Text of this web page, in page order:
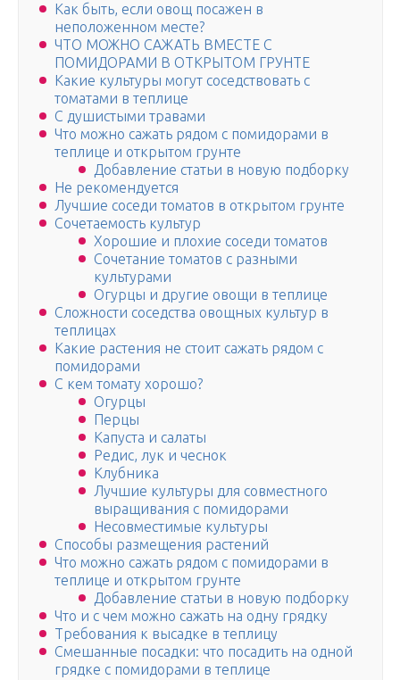
Как быть, если овощ посажен в
неположенном месте?
ЧТО МОЖНО САЖАТЬ ВМЕСТЕ С
ПОМИДОРАМИ В ОТКРЫТОМ ГРУНТЕ
Какие культуры могут соседствовать с
томатами в теплице
С душистыми травами
Что можно сажать рядом с помидорами в
теплице и открытом грунте
Добавление статьи в новую подборку
Не рекомендуется
Лучшие соседи томатов в открытом грунте
Сочетаемость культур
Хорошие и плохие соседи томатов
Сочетание томатов с разными
культурами
Огурцы и другие овощи в теплице
Сложности соседства овощных культур в
теплицах
Какие растения не стоит сажать рядом с
помидорами
С кем томату хорошо?
Огурцы
Перцы
Капуста и салаты
Редис, лук и чеснок
Клубника
Лучшие культуры для совместного
выращивания с помидорами
Несовместимые культуры
Способы размещения растений
Что можно сажать рядом с помидорами в
теплице и открытом грунте
Добавление статьи в новую подборку
Что и с чем можно сажать на одну грядку
Требования к высадке в теплицу
Смешанные посадки: что посадить на одной
грядке с помидорами в теплице